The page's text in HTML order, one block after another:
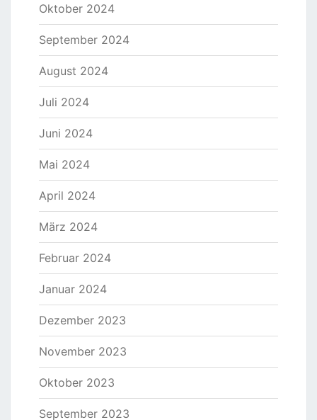
Oktober 2024
September 2024
August 2024
Juli 2024
Juni 2024
Mai 2024
April 2024
März 2024
Februar 2024
Januar 2024
Dezember 2023
November 2023
Oktober 2023
September 2023